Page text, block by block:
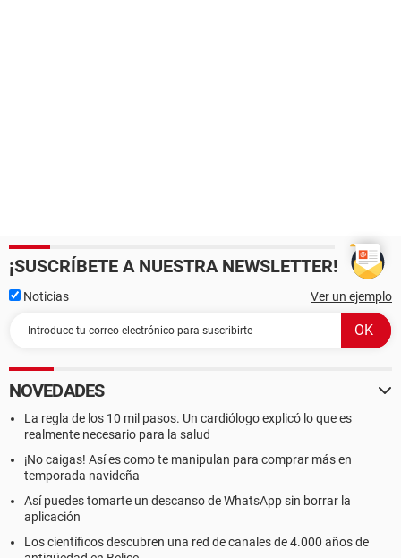
¡SUSCRÍBETE A NUESTRA NEWSLETTER!
Noticias Ver un ejemplo
NOVEDADES
La regla de los 10 mil pasos. Un cardiólogo explicó lo que es
realmente necesario para la salud
¡No caigas! Así es como te manipulan para comprar más en
temporada navideña
Así puedes tomarte un descanso de WhatsApp sin borrar la
aplicación
Los científicos descubren una red de canales de 4.000 años de